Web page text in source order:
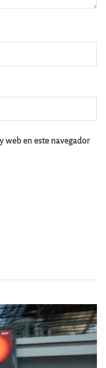
web en este navegador